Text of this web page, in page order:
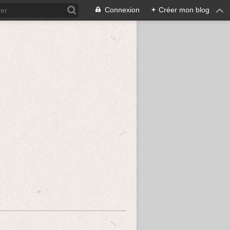
Connexion + Créer mon blog